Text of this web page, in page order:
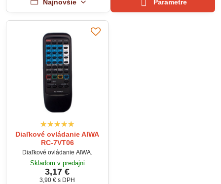
Najnovšie Parametre
Diaľkové ovládanie AIWA
RC-7VT06
Diaľkové ovládanie AIWA.
Skladom v predajni
3,17 €
3,90 € s DPH